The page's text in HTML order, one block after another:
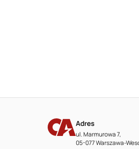
Adres
ul. Marmurowa 7,
05-077 Warszawa-